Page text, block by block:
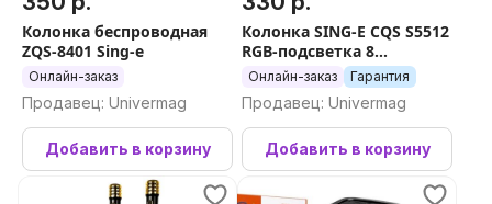
Колонка беспроводная
ZQS-8401 Sing-e
Онлайн-заказ
Продавец: Univermag
Добавить в корзину
Колонка SING-E CQS S5512
RGB-подсветка 8
дюймовый
Онлайн-заказ Гарантия
Продавец: Univermag
Добавить в корзину